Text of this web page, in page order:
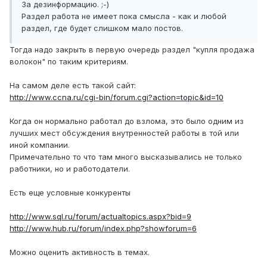
За дезинформацию. ;-)
Раздел работа не имеет пока смысла - как и любой
раздел, где будет слишком мало постов.
Тогда надо закрыть в первую очередь раздел "купля продажа
волокон" по таким критериям.
На самом деле есть такой сайт:
http://www.ccna.ru/cgi-bin/forum.cgi?action=topic&id=10
Когда он нормально работал до взлома, это было одним из
лучших мест обсуждения внутренностей работы в той или
иной компании.
Примечательно то что там много высказывались не только
работники, но и работодатели.
Есть еще условные конкуренты
http://www.sql.ru/forum/actualtopics.aspx?bid=9
http://www.hub.ru/forum/index.php?showforum=6
Можно оценить активность в темах.